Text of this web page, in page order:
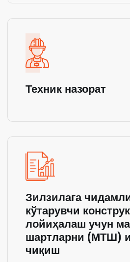
Техник назорат
Зилзилага
кўтарувчи
лойиҳалаш учун
шартларни (МТШ)
чиқиш